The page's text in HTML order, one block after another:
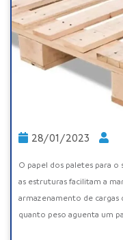
28/01/2023
O papel dos paletes para
as estruturas facilitam a
armazenamento de cargas
quanto peso aguenta um